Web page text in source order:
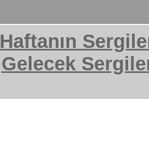
Haftanın
Gelecek